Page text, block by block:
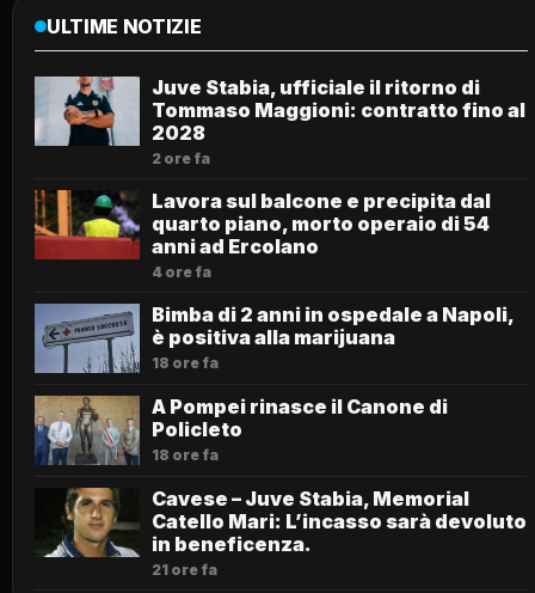
ULTIME NOTIZIE
Juve Stabia, ufficiale il ritorno di
Tommaso Maggioni: contratto fino al
2028
2 ore fa
Lavora sul balcone e precipita dal
quarto piano, morto operaio di 54
anni ad Ercolano
4 ore fa
Bimba di 2 anni in ospedale a Napoli,
è positiva alla marijuana
18 ore fa
A Pompei rinasce il Canone di
Policleto
18 ore fa
Cavese – Juve Stabia, Memorial
Catello Mari: L’incasso sarà devoluto
in beneficenza.
21 ore fa